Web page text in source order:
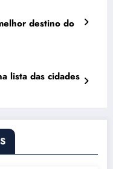
destino do
lista das cidades